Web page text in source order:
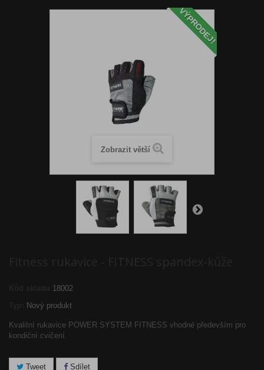
VÝPRODEJ!
Zobrazit větší
18002
Nový produkt
Kvalitní rukavice POWER SYSTEM FITNESS vhodné především pro
kondiční cvičení.
Tweet Sdílet